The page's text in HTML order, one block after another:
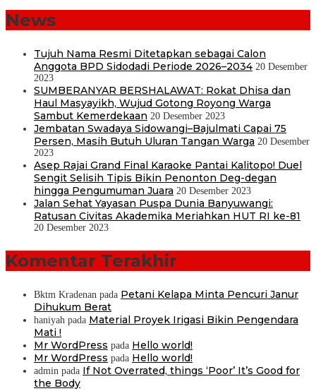
News
Tujuh Nama Resmi Ditetapkan sebagai Calon
Anggota BPD Sidodadi Periode 2026–2034 20 Desember
2023
SUMBERANYAR BERSHALAWAT: Rokat Dhisa dan
Haul Masyayikh, Wujud Gotong Royong Warga
Sambut Kemerdekaan 20 Desember 2023
Jembatan Swadaya Sidowangi–Bajulmati Capai 75
Persen, Masih Butuh Uluran Tangan Warga 20 Desember
2023
Asep Rajai Grand Final Karaoke Pantai Kalitopo! Duel
Sengit Selisih Tipis Bikin Penonton Deg-degan
hingga Pengumuman Juara 20 Desember 2023
Jalan Sehat Yayasan Puspa Dunia Banyuwangi:
Ratusan Civitas Akademika Meriahkan HUT RI ke-81
20 Desember 2023
Komentar Terakhir
Bktm Kradenan pada Petani Kelapa Minta Pencuri Janur
Dihukum Berat
haniyah pada Material Proyek Irigasi Bikin Pengendara
Mati !
Mr WordPress pada Hello world!
Mr WordPress pada Hello world!
admin pada If Not Overrated, things ‘Poor’ It’s Good for
the Body